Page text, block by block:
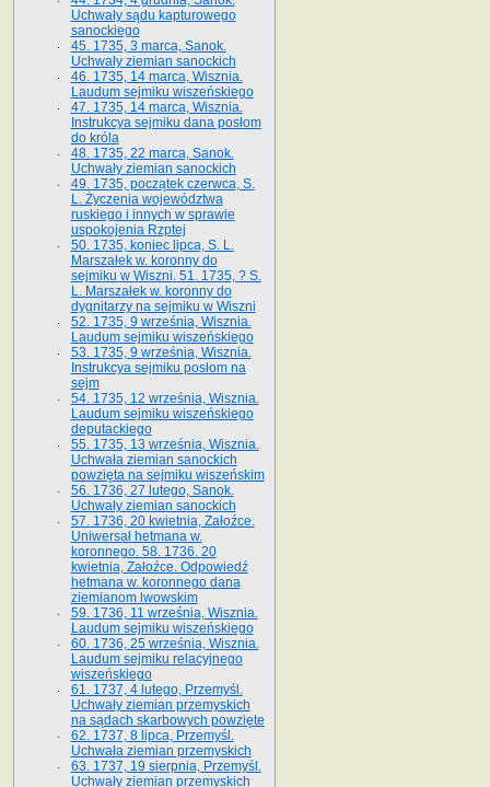
Uchwały sądu kapturowego
sanockiego
45. 1735, 3 marca, Sanok.
Uchwały ziemian sanockich
46. 1735, 14 marca, Wisznia.
Laudum sejmiku wiszeńskiego
47. 1735, 14 marca, Wisznia.
Instrukcya sejmiku dana posłom
do króla
48. 1735, 22 marca, Sanok.
Uchwały ziemian sanockich
49. 1735, początek czerwca, S.
L. Życzenia województwa
ruskiego i innych w sprawie
uspokojenia Rzptej
50. 1735, koniec lipca, S. L.
Marszałek w. koronny do
sejmiku w Wiszni. 51. 1735, ? S.
L. Marszałek w. koronny do
dygnitarzy na sejmiku w Wiszni
52. 1735, 9 września, Wisznia.
Laudum sejmiku wiszeńskiego
53. 1735, 9 września, Wisznia.
Instrukcya sejmiku posłom na
sejm
54. 1735, 12 września, Wisznia.
Laudum sejmiku wiszeńskiego
deputackiego
55. 1735, 13 września, Wisznia.
Uchwała ziemian sanockich
powzięta na sejmiku wiszeńskim
56. 1736, 27 lutego, Sanok.
Uchwały ziemian sanockich
57. 1736, 20 kwietnia, Załoźce.
Uniwersał hetmana w.
koronnego. 58. 1736. 20
kwietnia, Załoźce. Odpowiedź
hetmana w. koronnego dana
ziemianom lwowskim
59. 1736, 11 września, Wisznia.
Laudum sejmiku wiszeńskiego
60. 1736, 25 września, Wisznia.
Laudum sejmiku relacyjnego
wiszeńskiego
61. 1737, 4 lutego, Przemyśl.
Uchwały ziemian przemyskich
na sądach skarbowych powzięte
62. 1737, 8 lipca, Przemyśl.
Uchwała ziemian przemyskich
63. 1737, 19 sierpnia, Przemyśl.
Uchwały ziemian przemyskich